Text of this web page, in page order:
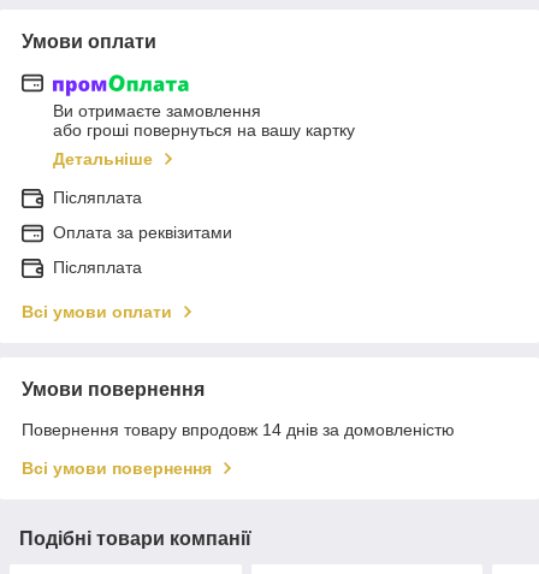
Умови оплати
Ви отримаєте замовлення
або гроші повернуться на вашу картку
Детальніше
Післяплата
Оплата за реквізитами
Післяплата
Всі умови оплати
Умови повернення
Повернення товару впродовж 14 днів за домовленістю
Всі умови повернення
Подібні товари компанії